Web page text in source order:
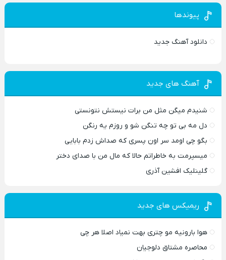
پیوندها
دانلود آهنگ جدید
آهنگ های جدید
شنیدم میگن مثل من برات نیستش نتونستی
دل مه بی تو چه تنگن شو و روزم یه رنگن
بگو چی اومد سر اون پسری که صداش زدم بابایی
میسپرمت به خاطراتم حالا که مال من با صدای دختر
گلینلیک افشین آذری
ریمیکس های جدید
هوا بارونیه مو چتری بهت نمیاد اصلا هر چی
محاصره مشتاق دلوجیان